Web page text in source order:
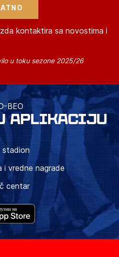
kontaktira sa novostima i
u toku sezone 2025/26
BEO
APLIKACIJU
stadion
i vredne nagrade
centar